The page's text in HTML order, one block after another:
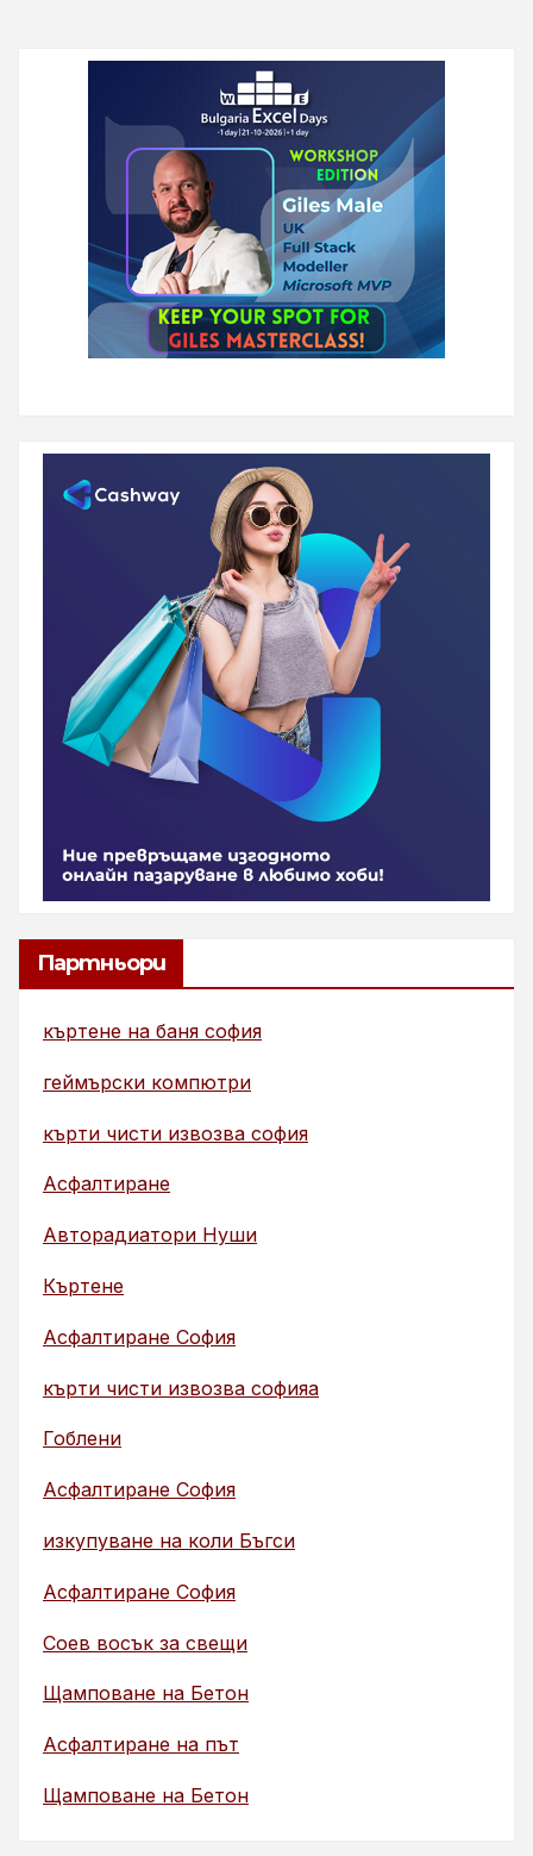
Партньори
къртене на баня софия
геймърски компютри
кърти чисти извозва софия
Асфалтиране
Авторадиатори Нуши
Къртене
Асфалтиране София
кърти чисти извозва софияа
Гоблени
Асфалтиране София
изкупуване на коли Бъгси
Асфалтиране София
Соев восък за свещи
Щамповане на Бетон
Асфалтиране на път
Щамповане на Бетон